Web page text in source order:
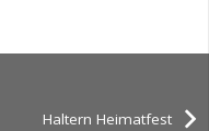
Haltern Heimatfest